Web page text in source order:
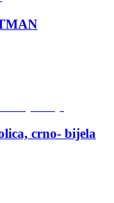
crno- bijela